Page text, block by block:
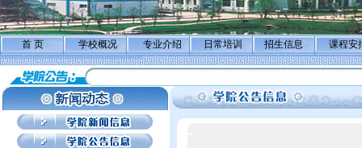
首 页 学校概况 专业介绍 日常培训 招生信息 课程安